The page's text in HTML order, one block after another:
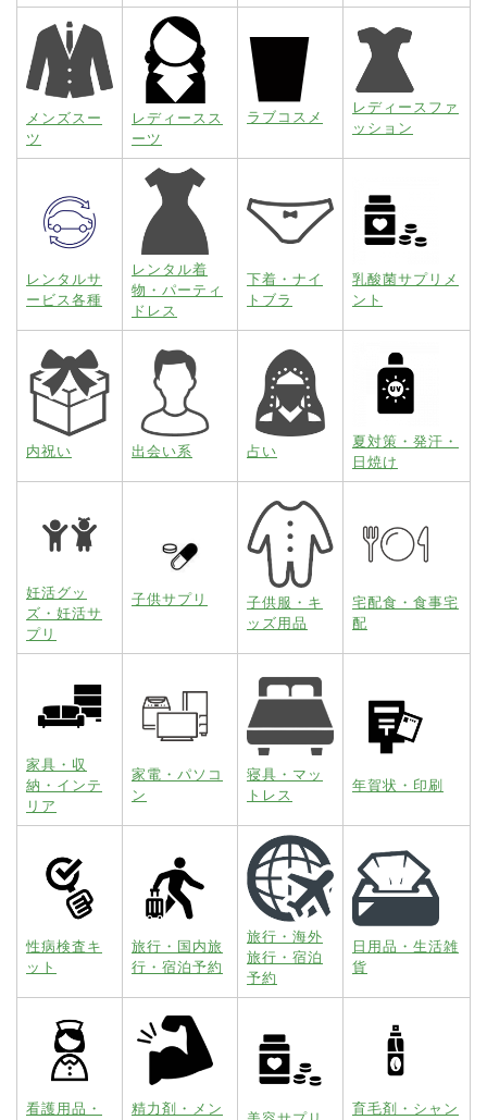
メンズスー
ツ
レディースス
ーツ
ラブコスメ
レディースファ
ッション
レンタルサ
ービス各種
レンタル着
物・パーティ
ドレス
下着・ナイ
トブラ
乳酸菌サプリメ
ント
内祝い 出会い系 占い
夏対策・発汗・
日焼け
妊活グッ
ズ・妊活サ
プリ
子供サプリ
子供服・キ
ッズ用品
宅配食・食事宅
配
家具・収
納・インテ
リア
家電・パソコ
ン
寝具・マッ
トレス
年賀状・印刷
性病検査キ
ット
旅行・国内旅
行・宿泊予約
旅行・海外
旅行・宿泊
予約
日用品・生活雑
貨
看護用品・ 精力剤・メン 育毛剤・シャン